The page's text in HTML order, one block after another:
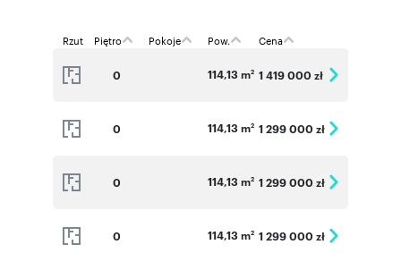
Rzut Piętro Pokoje Pow. Cena
0 114,13 m2 1 419 000 zł
0 114,13 m2 1 299 000 zł
0 114,13 m2 1 299 000 zł
0 114,13 m2 1 299 000 zł